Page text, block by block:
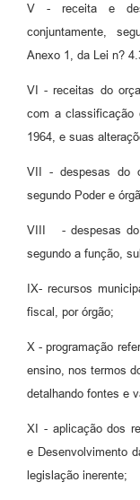
V - receita e
conjuntamente,
Anexo 1, da Lei n?
VI - receitas do
com a classificação
1964, e suas
VII - despesas do
segundo Poder e
VIII - despesas do
segundo a função,
IX- recursos
fiscal, por órgão;
X - programação
ensino, nos termos
detalhando fontes e
XI - aplicação dos
e Desenvolvimento
legislação inerente;